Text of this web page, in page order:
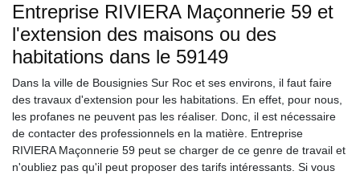
Entreprise RIVIERA Maçonnerie 59 et
l'extension des maisons ou des
habitations dans le 59149
Dans la ville de Bousignies Sur Roc et ses environs, il faut faire
des travaux d'extension pour les habitations. En effet, pour nous,
les profanes ne peuvent pas les réaliser. Donc, il est nécessaire
de contacter des professionnels en la matière. Entreprise
RIVIERA Maçonnerie 59 peut se charger de ce genre de travail et
n'oubliez pas qu'il peut proposer des tarifs intéressants. Si vous